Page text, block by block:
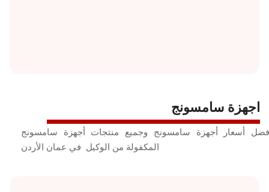
اجهزة سامسونج
أسعار أجهزة سامسونج وجميع منتجات أجهزة سامسونج
المكفولة من الوكيل في عمان الأردن